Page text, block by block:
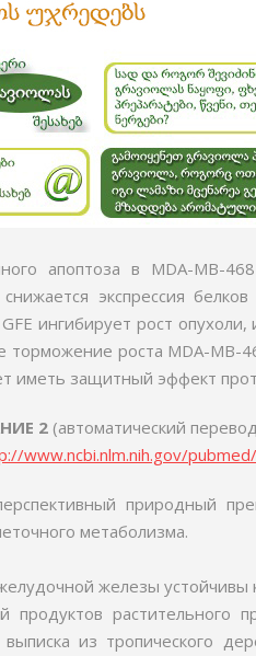
апоптоза в MDA-MB-
снижается экспрессия
ингибирует рост
торможение роста MDA-
иметь защитный эффект
2 (автоматический
www.ncbi.nlm.nih.gov/
природный
метаболизма.
железы
продуктов растительного
выписка из тропического